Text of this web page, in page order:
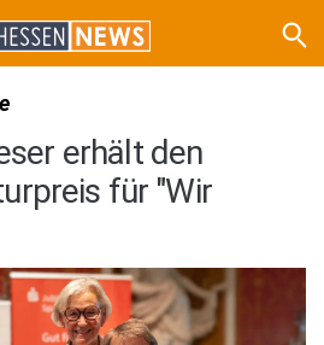
erhält den
für "Wir